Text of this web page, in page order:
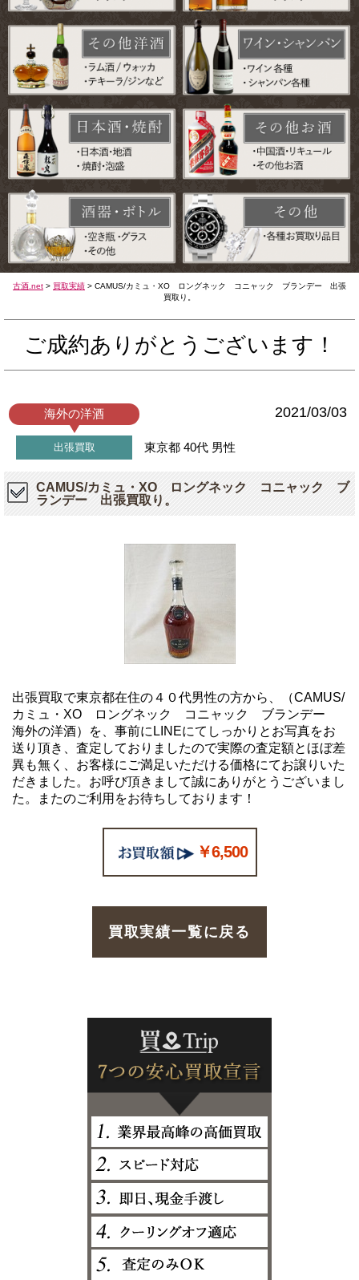
古酒.net > 買取実績 > CAMUS/カミュ・XO ロングネック コニャック ブランデー 出張
買取り。
ご成約ありがとうございます！
海外の洋酒 2021/03/03
出張買取 東京都 40代 男性
CAMUS/カミュ・XO ロングネック コニャック ブ
ランデー 出張買取り。
出張買取で東京都在住の４０代男性の方から、（CAMUS/
カミュ・XO ロングネック コニャック ブランデー
海外の洋酒）を、事前にLINEにてしっかりとお写真をお
送り頂き、査定しておりましたので実際の査定額とほぼ差
異も無く、お客様にご満足いただける価格にてお譲りいた
だきました。お呼び頂きまして誠にありがとうございまし
た。またのご利用をお待ちしております！
￥6,500
買取実績一覧に戻る